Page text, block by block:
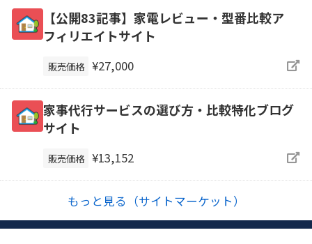
【公開83記事】家電レビュー・型番比較ア
フィリエイトサイト
販売価格 ¥27,000
家事代行サービスの選び方・比較特化ブログ
サイト
販売価格 ¥13,152
もっと見る（サイトマーケット）